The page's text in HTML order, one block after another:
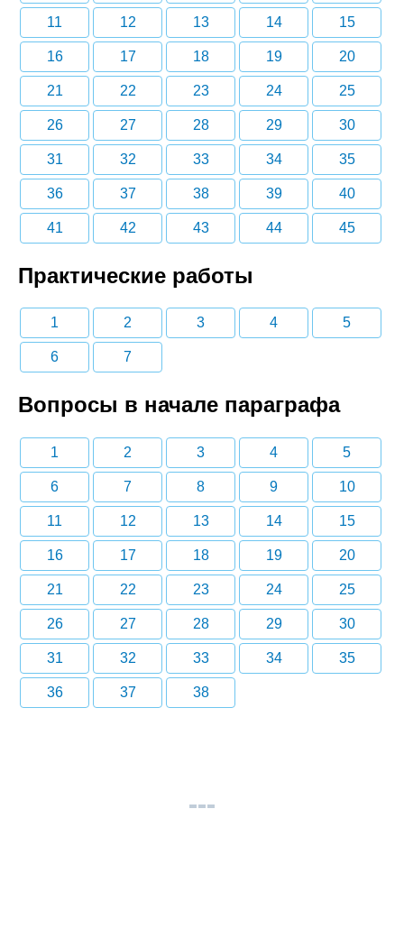
11 12 13 14 15
16 17 18 19 20
21 22 23 24 25
26 27 28 29 30
31 32 33 34 35
36 37 38 39 40
41 42 43 44 45
Практические работы
1 2 3 4 5
6 7
Вопросы в начале параграфа
1 2 3 4 5
6 7 8 9 10
11 12 13 14 15
16 17 18 19 20
21 22 23 24 25
26 27 28 29 30
31 32 33 34 35
36 37 38